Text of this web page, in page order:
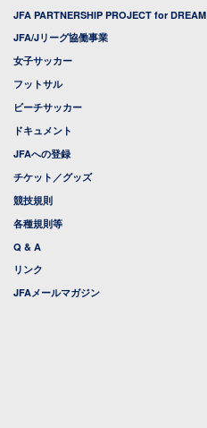
JFA PARTNERSHIP PROJECT for DREAM
JFA/Jリーグ協働事業
女子サッカー
フットサル
ビーチサッカー
ドキュメント
JFAへの登録
チケット／グッズ
競技規則
各種規則等
Q & A
リンク
JFAメールマガジン